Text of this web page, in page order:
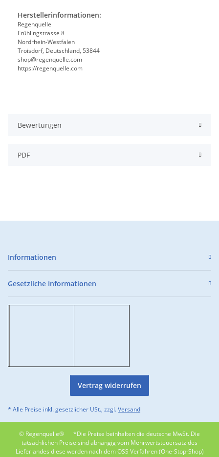
Herstellerinformationen:
Regenquelle
Frühlingstrasse 8
Nordrhein-Westfalen
Troisdorf, Deutschland, 53844
shop@regenquelle.com
https://regenquelle.com
Bewertungen
PDF
Informationen
Gesetzliche Informationen
Vertrag widerrufen
* Alle Preise inkl. gesetzlicher USt., zzgl.Versand
© Regenquelle®
*Die Preise beinhalten die deutsche MwSt. Die
tatsächlichen Preise sind abhängig vom Mehrwertsteuersatz des
Lieferlandes diese werden nach dem OSS Verfahren (One-Stop-Shop)